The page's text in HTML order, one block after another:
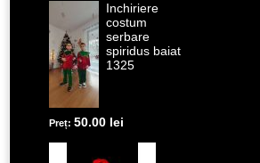
Inchiriere
costum
serbare
spiridus baiat
1325
Preț: 50.00 lei